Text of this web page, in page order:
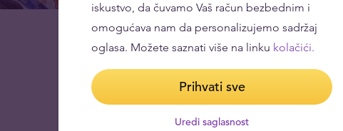
Francuski franak – zlatnik koji je pokretao
evropsku trgovinu
24.02.2022
iskustvo, da čuvamo Vaš račun bezbednim i
omogućava nam da personalizujemo sadržaj
oglasa. Možete saznati više na linku kolačići.
Prihvati sve
Uredi saglasnost